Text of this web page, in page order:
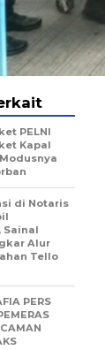
PELNI
Kapal
di Notaris
Sainal
Alur
Tello
PERS